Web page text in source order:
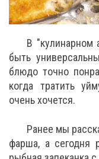
В "кулинарном
быть
блюдо точно
когда тратить
очень хочется.
Ранее мы
фарша, а сегодня